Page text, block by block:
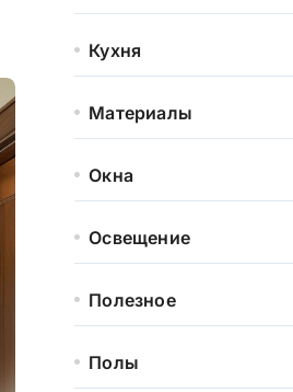
Кухня
Материалы
Окна
Освещение
Полезное
Полы